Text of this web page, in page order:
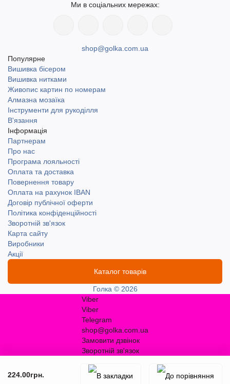
224.00грн.
Ми в соціальних мережах:
shop@golka.com.ua
Популярне
Вишивка бісером
Вишивка нитками
Живопис картин по номерам
Алмазна мозаїка
Інструменти для рукоділля
В'язання
Інформація
Партнерам
Про нас
Програма лояльності
Оплата та доставка
Повернення товару
Оплата на рахунок IBAN
Договір публічної оферти
Політика конфіденційності
Зворотній зв'язок
Карта сайту
Виробники
Акції
Каталог товарів
Голка © 2026
Viber
Viber
Telegram
shop@golka.com.ua
Замовити дзвінок
Зворотній зв'язок